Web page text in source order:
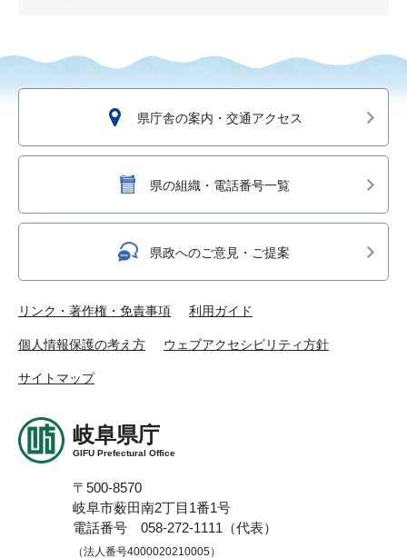
県庁舎の案内・交通アクセス
県の組織・電話番号一覧
県政へのご意見・ご提案
リンク・著作権・免責事項 利用ガイド
個人情報保護の考え方 ウェブアクセシビリティ方針
サイトマップ
岐阜県庁
GIFU Prefectural Office
〒500-8570
岐阜市薮田南2丁目1番1号
電話番号 058-272-1111（代表）
（法人番号4000020210005）